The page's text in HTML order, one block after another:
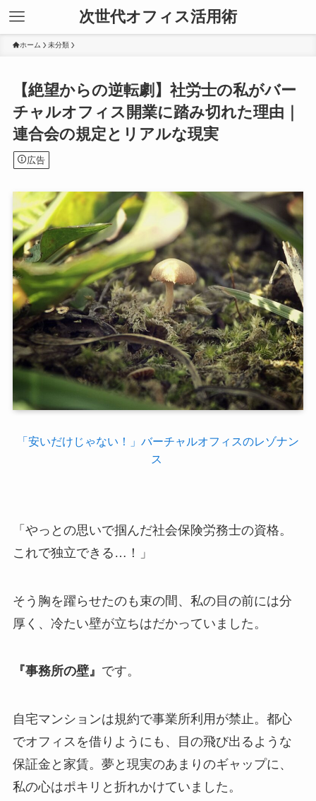
次世代オフィス活用術
ホーム 未分類
【絶望からの逆転劇】社労士の私がバー
チャルオフィス開業に踏み切れた理由｜
連合会の規定とリアルな現実
広告
「安いだけじゃない！」バーチャルオフィスのレゾナン
ス
「やっとの思いで掴んだ社会保険労務士の資格。
これで独立できる…！」
そう胸を躍らせたのも束の間、私の目の前には分
厚く、冷たい壁が立ちはだかっていました。
『事務所の壁』 です。
自宅マンションは規約で事業所利用が禁止。都心
でオフィスを借りようにも、目の飛び出るような
保証金と家賃。夢と現実のあまりのギャップに、
私の心はポキリと折れかけていました。